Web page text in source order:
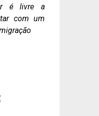
é livre a
com um